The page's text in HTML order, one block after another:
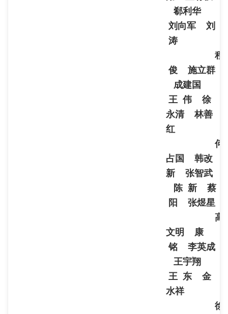
郗利华
刘向军 刘
涛
程
俊 施立群
成建国
王 伟 徐
永清 林善
红
何
占国 韩改
新 张智武
陈 新 蔡
阳 张煜星
高
文明 康
铭 李英成
王宇翔
王 东 金
水祥
徐